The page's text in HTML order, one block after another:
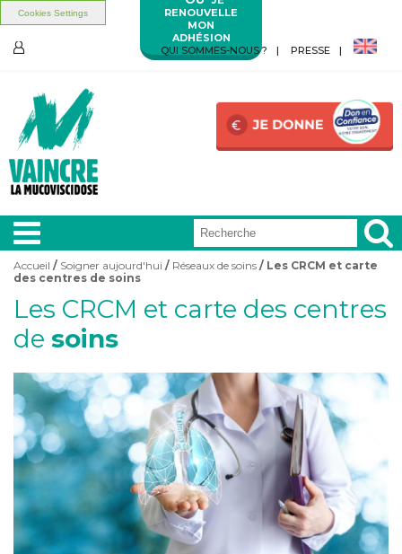
Cookies Settings
Aller au contenu principal
Aller au menu principal
RENOUVELLE
MON
ADHÉSION
QUI SOMMES-NOUS ?
PRESSE
SOIGNER AUJOURD'HUI
GUÉRIR DEMAIN
ENSEMBLE
Vous êtes ici
Accueil / Soigner aujourd'hui / Réseaux de soins / Les CRCM et carte
des centres de soins
Les CRCM et carte des centres
de soins